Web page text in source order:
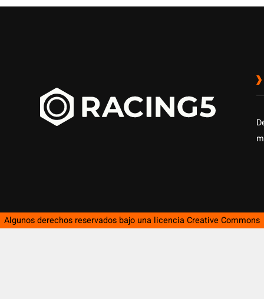
Algunos derechos reservados bajo una licencia Creative Commons